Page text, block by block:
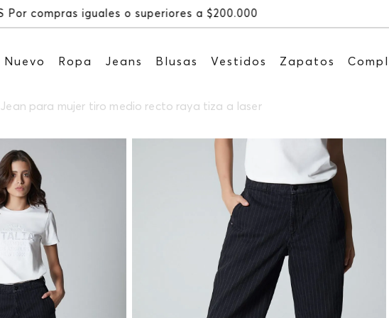
Recibe: 15%OFF
Nuevo Ropa Jeans Blusas Vestidos Zapatos
Jean para mujer tiro medio recto raya tiza a laser